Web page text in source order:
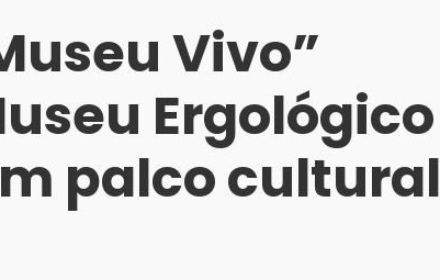
Vivo”
Ergológico
palco cultural